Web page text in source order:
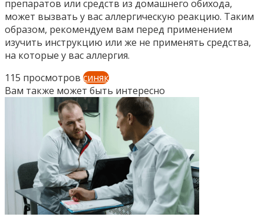
препаратов или средств из домашнего обихода,
может вызвать у вас аллергическую реакцию. Таким
образом, рекомендуем вам перед применением
изучить инструкцию или же не применять средства,
на которые у вас аллергия.
115 просмотров синяк
Вам также может быть интересно